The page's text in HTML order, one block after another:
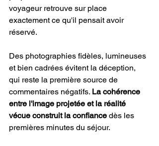
voyageur retrouve sur place
exactement ce qu'il pensait avoir
réservé.
Des photographies fidèles, lumineuses
et bien cadrées évitent la déception,
qui reste la première source de
commentaires négatifs. La cohérence
entre l'image projetée et la réalité
vécue construit la confiance dès les
premières minutes du séjour.